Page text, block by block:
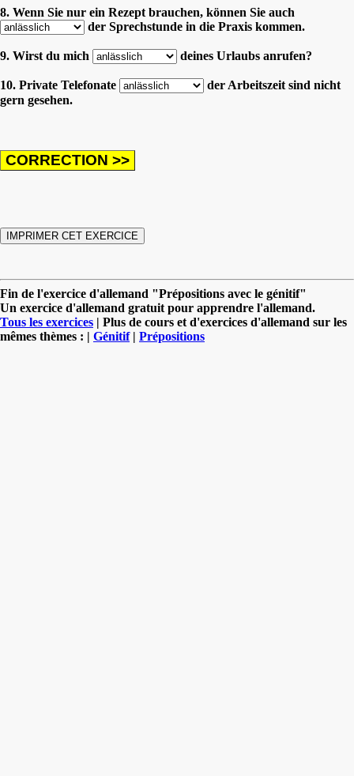
8. Wenn Sie nur ein Rezept brauchen, können Sie auch
der Sprechstunde in die Praxis kommen.
9. Wirst du mich deines Urlaubs anrufen?
10. Private Telefonate
der Arbeitszeit sind nicht
gern gesehen.
Fin de l'exercice d'allemand "Prépositions avec le génitif"
Un exercice d'allemand gratuit pour apprendre l'allemand.
Tous les exercices | Plus de cours et d'exercices d'allemand sur les
mêmes thèmes : | Génitif| Prépositions